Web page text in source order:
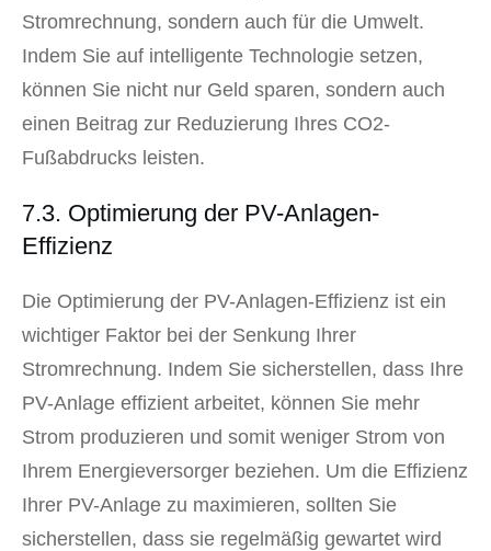
Stromrechnung, sondern auch für die Umwelt.
Indem Sie auf intelligente Technologie setzen,
können Sie nicht nur Geld sparen, sondern auch
einen Beitrag zur Reduzierung Ihres CO2-
Fußabdrucks leisten.
7.3. Optimierung der PV-Anlagen-
Effizienz
Die Optimierung der PV-Anlagen-Effizienz ist ein
wichtiger Faktor bei der Senkung Ihrer
Stromrechnung. Indem Sie sicherstellen, dass Ihre
PV-Anlage effizient arbeitet, können Sie mehr
Strom produzieren und somit weniger Strom von
Ihrem Energieversorger beziehen. Um die Effizienz
Ihrer PV-Anlage zu maximieren, sollten Sie
sicherstellen, dass sie regelmäßig gewartet wird